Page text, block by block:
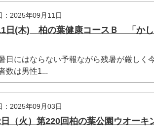
：2025年09月11日
日(木) 柏の葉健康コースＢ 「か
日にはならない予報ながら残暑が厳しく
数は男性1...
：2025年09月03日
（火）第220回柏の葉公園ウオーキ